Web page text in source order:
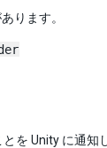
ります。
を Unity に通知